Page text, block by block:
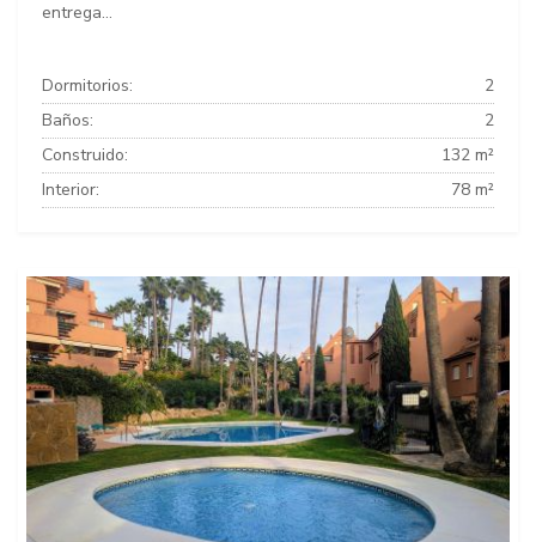
entrega...
Dormitorios:
2
Baños:
2
Construido:
132 m²
Interior:
78 m²